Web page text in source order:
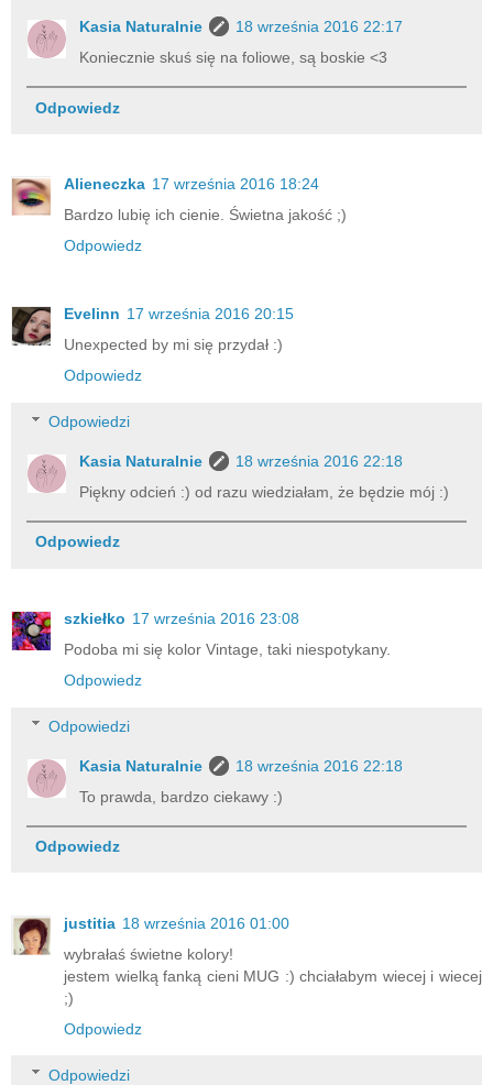
Kasia Naturalnie
18 września 2016 22:17
Koniecznie skuś się na foliowe, są boskie <3
Odpowiedz
Alieneczka 17 września 2016 18:24
Bardzo lubię ich cienie. Świetna jakość ;)
Odpowiedz
Evelinn 17 września 2016 20:15
Unexpected by mi się przydał :)
Odpowiedz
Odpowiedzi
Kasia Naturalnie
18 września 2016 22:18
Piękny odcień :) od razu wiedziałam, że będzie mój :)
Odpowiedz
szkiełko 17 września 2016 23:08
Podoba mi się kolor Vintage, taki niespotykany.
Odpowiedz
Odpowiedzi
Kasia Naturalnie
18 września 2016 22:18
To prawda, bardzo ciekawy :)
Odpowiedz
justitia 18 września 2016 01:00
wybrałaś świetne kolory!
jestem wielką fanką cieni MUG :) chciałabym wiecej i wiecej
;)
Odpowiedz
Odpowiedzi